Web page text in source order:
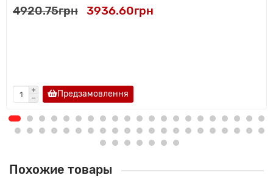
4920.75грн 3936.60грн
Предзамовлення
Похожие товары